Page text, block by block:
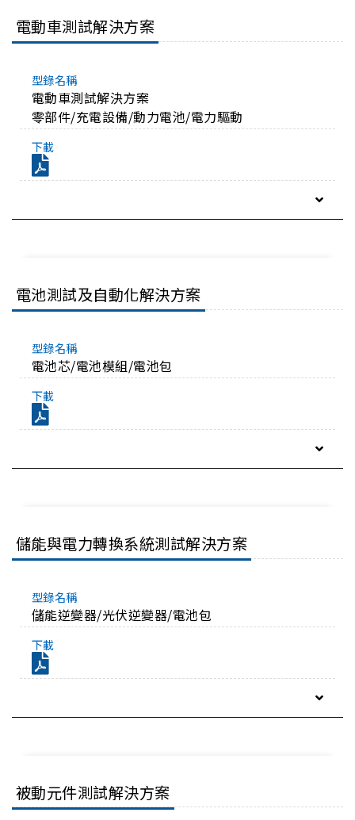
電動車測試解決方案
電動車測試解決方案
零部件/充電設備/動力電池/電力驅動
電池測試及自動化解決方案
電池芯/電池模組/電池包
儲能與電力轉換系統測試解決方案
儲能逆變器/光伏逆變器/電池包
被動元件測試解決方案